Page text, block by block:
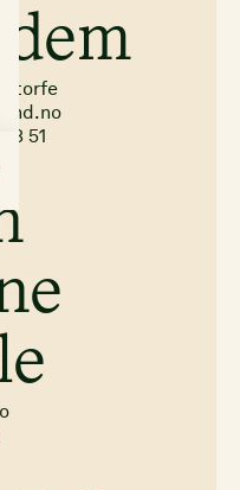
Storfe
23 51